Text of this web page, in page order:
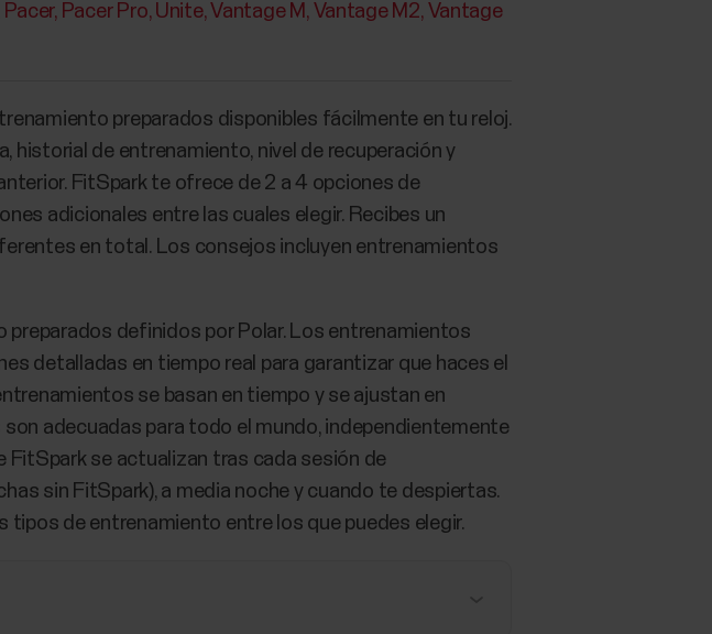
Pacer Pacer Pro Unite Vantage M Vantage M2 Vantage
preparados disponibles fácilmente en tu reloj.
de entrenamiento, nivel de recuperación y
FitSpark te ofrece de 2 a 4 opciones de
adicionales entre las cuales elegir. Recibes un
en total. Los consejos incluyen entrenamientos
definidos por Polar. Los entrenamientos
detalladas en tiempo real para garantizar que haces el
se basan en tiempo y se ajustan en
adecuadas para todo el mundo, independientemente
FitSpark se actualizan tras cada sesión de
sin FitSpark), a media noche y cuando te despiertas.
de entrenamiento entre los que puedes elegir.